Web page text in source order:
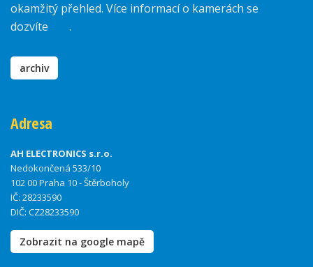
okamžitý přehled. Více informací o kamerách se
dozvíte
.
archiv
Adresa
AH ELECTRONICS s.r.o.
Nedokončená 533/10
102 00 Praha 10 - Štěrboholy
IČ: 28233590
DIČ: CZ28233590
Zobrazit na google mapě